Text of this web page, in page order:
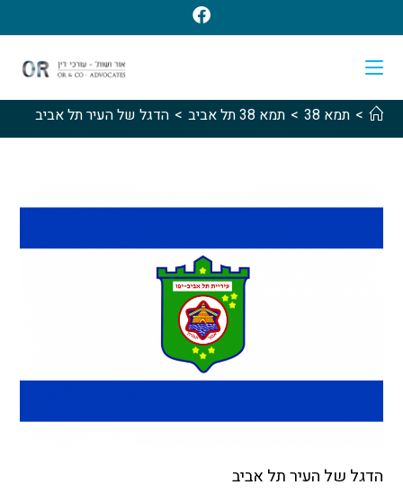
> תמא 38 > תמא 38 תל אביב > הדגל של העיר תל אביב
הדגל של העיר תל אביב